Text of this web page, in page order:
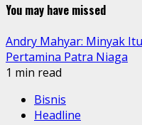
You may have missed
Andry Mahyar: Minyak
Pertamina Patra Niaga
1 min read
Bisnis
Headline